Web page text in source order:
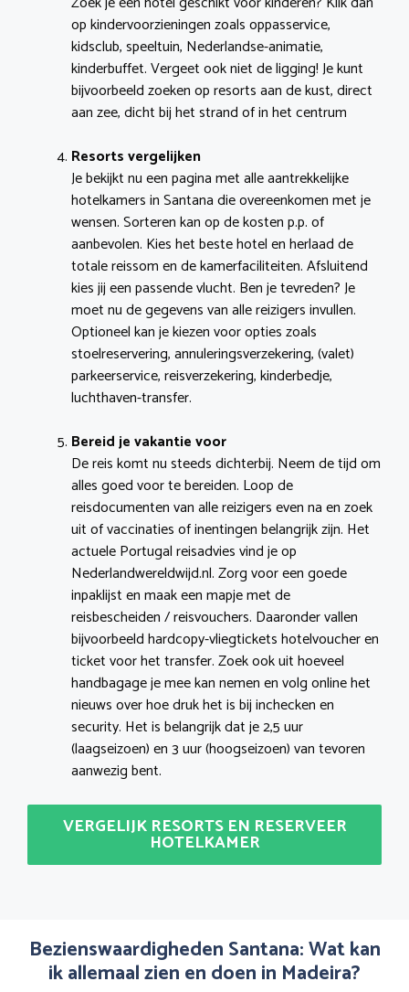
op kindervoorzieningen zoals oppasservice,
kidsclub, speeltuin, Nederlandse-animatie,
kinderbuffet. Vergeet ook niet de ligging! Je kunt
bijvoorbeeld zoeken op resorts aan de kust, direct
aan zee, dicht bij het strand of in het centrum
Resorts vergelijken
Je bekijkt nu een pagina met alle aantrekkelijke
hotelkamers in Santana die overeenkomen met je
wensen. Sorteren kan op de kosten p.p. of
aanbevolen. Kies het beste hotel en herlaad de
totale reissom en de kamerfaciliteiten. Afsluitend
kies jij een passende vlucht. Ben je tevreden? Je
moet nu de gegevens van alle reizigers invullen.
Optioneel kan je kiezen voor opties zoals
stoelreservering, annuleringsverzekering, (valet)
parkeerservice, reisverzekering, kinderbedje,
luchthaven-transfer.
Bereid je vakantie voor
De reis komt nu steeds dichterbij. Neem de tijd om
alles goed voor te bereiden. Loop de
reisdocumenten van alle reizigers even na en zoek
uit of vaccinaties of inentingen belangrijk zijn. Het
actuele Portugal reisadvies vind je op
Nederlandwereldwijd.nl. Zorg voor een goede
inpaklijst en maak een mapje met de
reisbescheiden / reisvouchers. Daaronder vallen
bijvoorbeeld hardcopy-vliegtickets hotelvoucher en
ticket voor het transfer. Zoek ook uit hoeveel
handbagage je mee kan nemen en volg online het
nieuws over hoe druk het is bij inchecken en
security. Het is belangrijk dat je 2,5 uur
(laagseizoen) en 3 uur (hoogseizoen) van tevoren
aanwezig bent.
VERGELIJK RESORTS EN RESERVEER
HOTELKAMER
Bezienswaardigheden Santana: Wat kan
ik allemaal zien en doen in Madeira?